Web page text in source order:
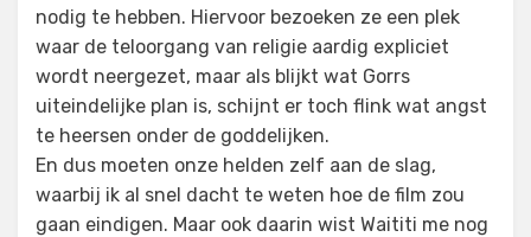
nodig te hebben. Hiervoor bezoeken ze een plek
waar de teloorgang van religie aardig expliciet
wordt neergezet, maar als blijkt wat Gorrs
uiteindelijke plan is, schijnt er toch flink wat angst
te heersen onder de goddelijken.
En dus moeten onze helden zelf aan de slag,
waarbij ik al snel dacht te weten hoe de film zou
gaan eindigen. Maar ook daarin wist Waititi me nog